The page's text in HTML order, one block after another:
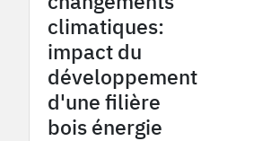
climatiques:
impact du
développement
d'une filière
bois énergie